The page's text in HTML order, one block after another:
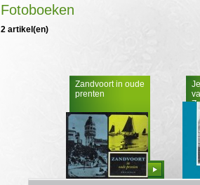
Fotoboeken
2 artikel(en)
Zandvoort in oude
prenten
Bestellen